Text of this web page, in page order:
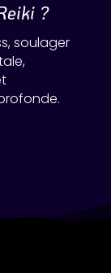
?
soulager